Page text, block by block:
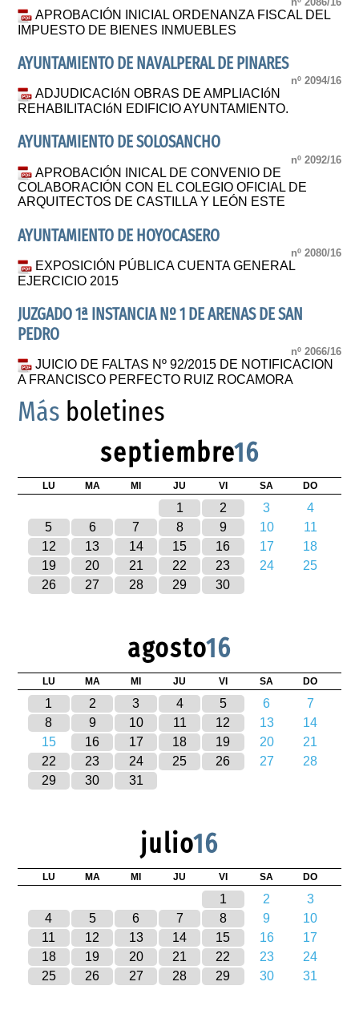
APROBACIÓN INICIAL ORDENANZA FISCAL DEL
IMPUESTO DE BIENES INMUEBLES
AYUNTAMIENTO DE NAVALPERAL DE PINARES
nº 2094/16
ADJUDICACIóN OBRAS DE AMPLIACIóN
REHABILITACIóN EDIFICIO AYUNTAMIENTO.
AYUNTAMIENTO DE SOLOSANCHO
nº 2092/16
APROBACIÓN INICAL DE CONVENIO DE
COLABORACIÓN CON EL COLEGIO OFICIAL DE
ARQUITECTOS DE CASTILLA Y LEÓN ESTE
AYUNTAMIENTO DE HOYOCASERO
nº 2080/16
EXPOSICIÓN PÚBLICA CUENTA GENERAL
EJERCICIO 2015
JUZGADO 1ª INSTANCIA Nº 1 DE ARENAS DE SAN
PEDRO
nº 2066/16
JUICIO DE FALTAS Nº 92/2015 DE NOTIFICACION
A FRANCISCO PERFECTO RUIZ ROCAMORA
Más boletines
septiembre16
LU MA MI JU VI SA DO
1 2 3
4
5
6 7 8 9 10
11
12
13 14 15 16 17
18
19
20 21 22 23 24
25
26
27 28 29 30
agosto16
LU MA MI JU VI SA DO
1 2 3 4 5 6
7
8
9 10 11 12 13
14
15
16 17 18 19 20
21
22
23 24 25 26 27
28
29
30 31
julio16
LU MA MI JU VI SA DO
1 2
3
4
5 6 7 8 9
10
11
12 13 14 15 16
17
18
19 20 21 22 23
24
25
26 27 28 29 30 31